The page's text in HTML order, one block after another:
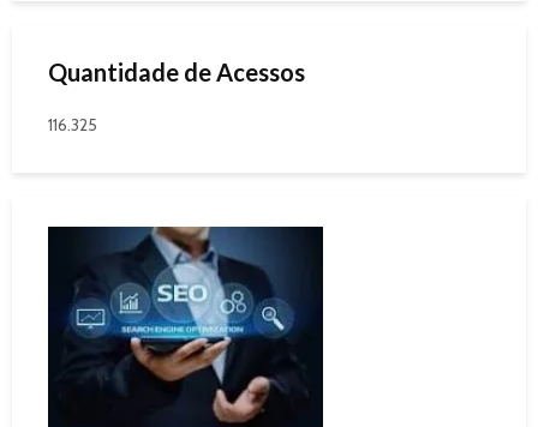
Quantidade de Acessos
116.325